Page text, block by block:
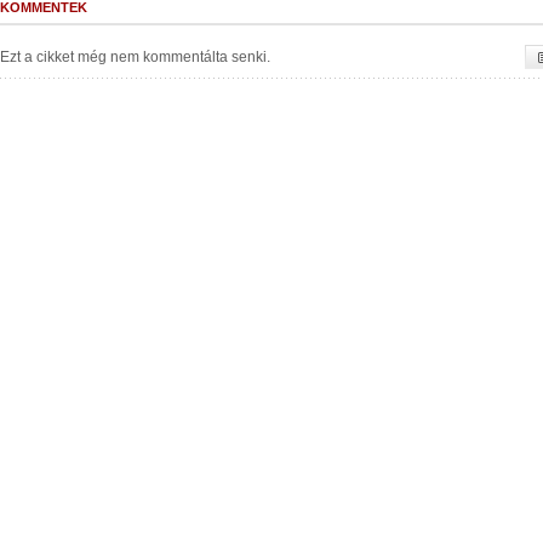
KOMMENTEK
Ezt a cikket még nem kommentálta senki.